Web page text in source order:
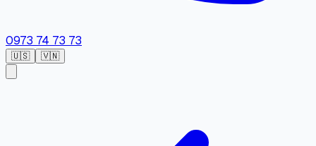
0973 74 73 73
🇺🇸 🇻🇳